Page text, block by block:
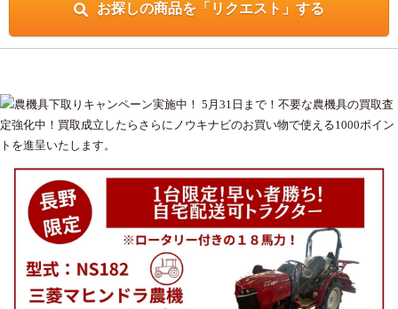
お探しの商品を「リクエスト」する